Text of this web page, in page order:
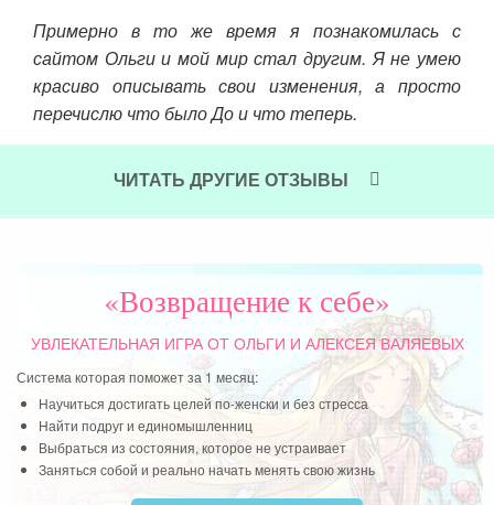
Примерно в то же время я познакомилась с
сайтом Ольги и мой мир стал другим. Я не умею
красиво описывать свои изменения, а просто
перечислю что было До и что теперь.
же
ЧИТАТЬ ДРУГИЕ ОТЗЫВЫ
«Возвращение к себе»
УВЛЕКАТЕЛЬНАЯ ИГРАОТ ОЛЬГИ И АЛЕКСЕЯ ВАЛЯЕВЫХ
Система которая поможет за 1 месяц:
Научиться достигать целей по-женски и без стресса
Найти подруг и единомышленниц
Выбраться из состояния, которое не устраивает
Заняться собой и реально начать менять свою жизнь